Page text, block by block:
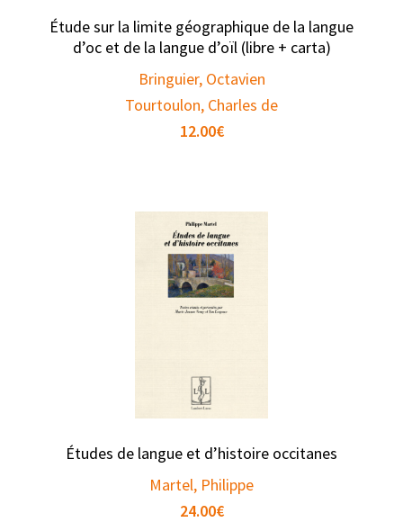
Étude sur la limite géographique de la langue
d’oc et de la langue d’oïl (libre + carta)
Bringuier, Octavien
Tourtoulon, Charles de
12.00€
Études de langue et d’histoire occitanes
Martel, Philippe
24.00€